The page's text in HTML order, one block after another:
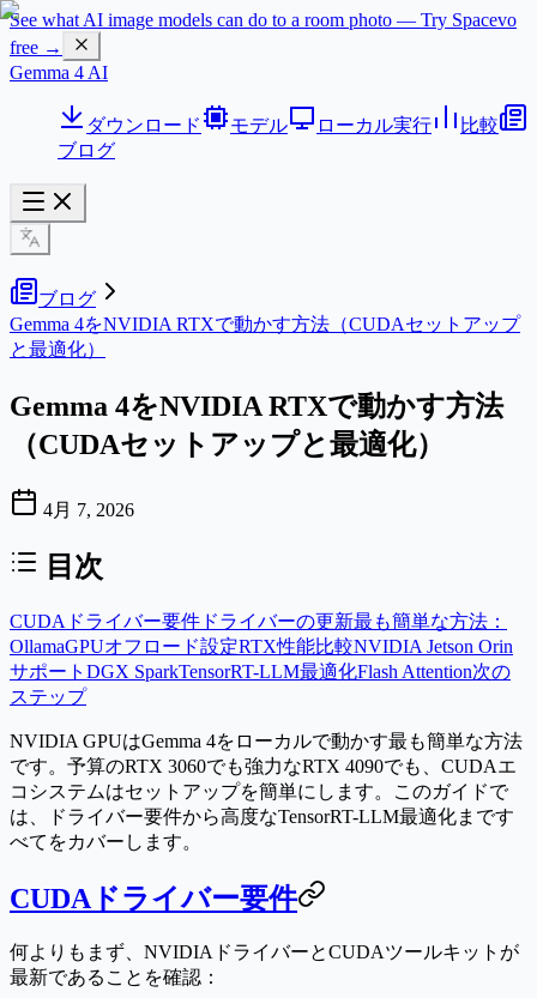
See what AI image models can do to a room photo — Try Spacevo
free →
Gemma 4 AI
ダウンロード モデル ローカル実行
比較
ブログ
ブログ
Gemma 4をNVIDIA RTXで動かす方法（CUDAセットアップ
と最適化）
Gemma 4をNVIDIA RTXで動かす方法
（CUDAセットアップと最適化）
4月 7, 2026
目次
CUDAドライバー要件 ドライバーの更新最も簡単な方法：
OllamaGPUオフロード設定RTX性能比較NVIDIA Jetson Orin
サポート DGX SparkTensorRT-LLM最適化Flash Attention次の
ステップ
NVIDIA GPUはGemma 4をローカルで動かす最も簡単な方法
です。予算のRTX 3060でも強力なRTX 4090でも、CUDAエ
コシステムはセットアップを簡単にします。このガイドで
は、ドライバー要件から高度なTensorRT-LLM最適化まです
べてをカバーします。
CUDAドライバー要件
何よりもまず、NVIDIAドライバーとCUDAツールキットが
最新であることを確認：